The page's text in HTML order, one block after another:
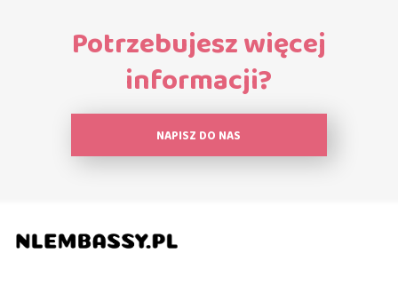
Potrzebujesz więcej
informacji?
NAPISZ DO NAS